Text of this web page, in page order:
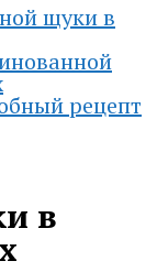
щуки в
рецепт
в